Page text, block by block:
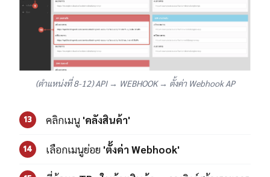
(ตำแหน่งที่ 8-12) API → WEBHOOK → ตั้งค่า Webhook AP
13 คลิกเมนู 'คลังสินค้า'
14 เลือกเมนูย่อย 'ตั้งค่า Webhook'